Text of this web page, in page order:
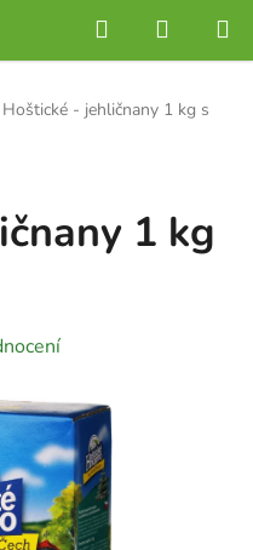
Hledat
KOŠÍK
Hoštické - jehličnany 1 kg s
1 kg